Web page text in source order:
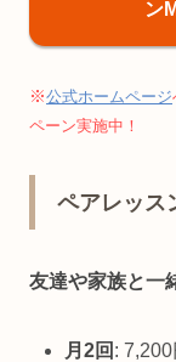
ン
※公式ホームページ
ペーン実施中！
ペアレッス
友達や家族と一
月2回 :